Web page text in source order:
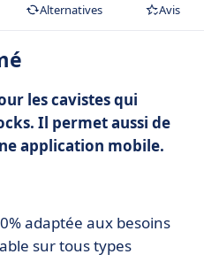
Alternatives Avis
les cavistes qui
Il permet aussi de
application mobile.
adaptée aux besoins
sur tous types